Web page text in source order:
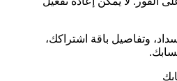
وتفاصيل باقة اشتراكك،